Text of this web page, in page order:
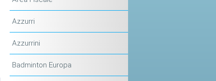
Azzurri
Azzurrini
Badminton Europa